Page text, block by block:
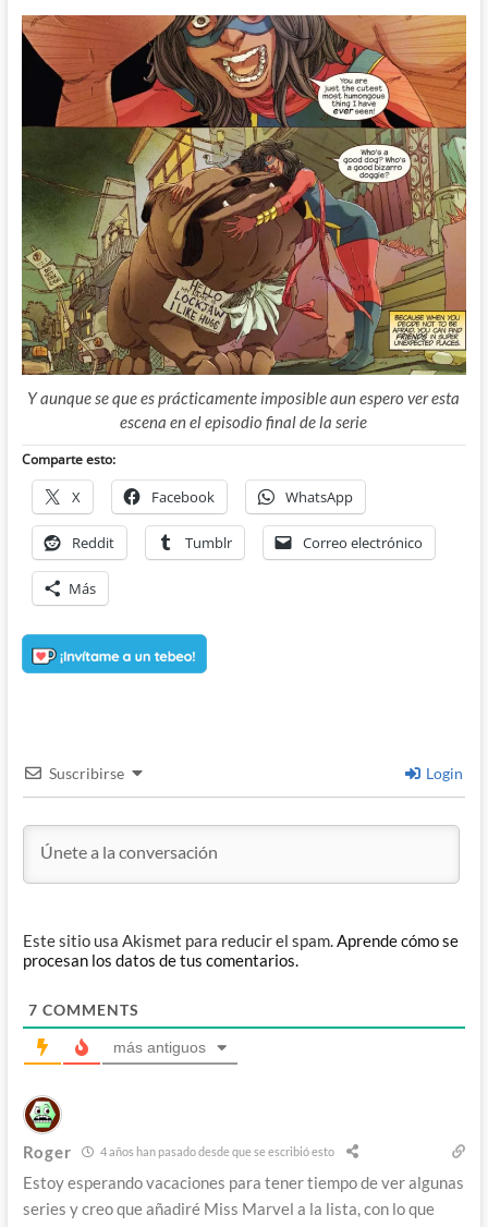
Y aunque se que es prácticamente imposible aun espero ver esta
escena en el episodio final de la serie
Comparte esto:
X Facebook WhatsApp
Reddit Tumblr Correo electrónico
Más
Suscribirse Login
Este sitio usa Akismet para reducir el spam.Aprende cómo se
procesan los datos de tus comentarios.
7 COMMENTS
más antiguos
Roger 4 años han pasado desde que se escribió esto
Estoy esperando vacaciones para tener tiempo de ver algunas
series y creo que añadiré Miss Marvel a la lista, con lo que